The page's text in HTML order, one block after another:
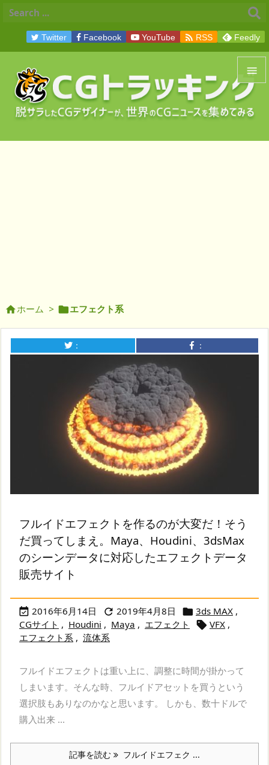


メニュ
Twitter Facebook YouTube  RSS Feedly
ホーム > エフェクト系
： ：
フルイドエフェクトを作るのが大変だ！そう
だ買ってしまえ。Maya、Houdini、3dsMax
のシーンデータに対応したエフェクトデータ
販売サイト
 2016年6月14日  2019年4月8日  3ds MAX ,
CGサイト , Houdini , Maya , エフェクト  VFX ,
エフェクト系 , 流体系
フルイドエフェクトは重い上に、調整に時間が掛かって
しまいます。そんな時、フルイドアセットを買うという
選択肢もありなのかなと思います。 しかも、数十ドルで
購入出来 ...
記事を読む フルイドエフェク ...